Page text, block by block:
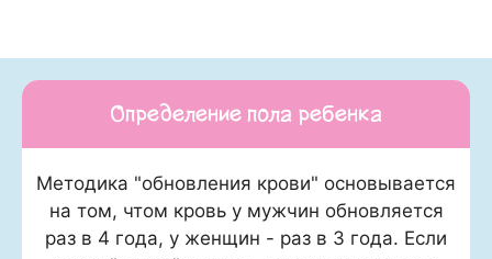
Определение пола ребенка
Методика "обновления крови" основывается
на том, чтом кровь у мужчин обновляется
раз в 4 года, у женщин - раз в 3 года. Если